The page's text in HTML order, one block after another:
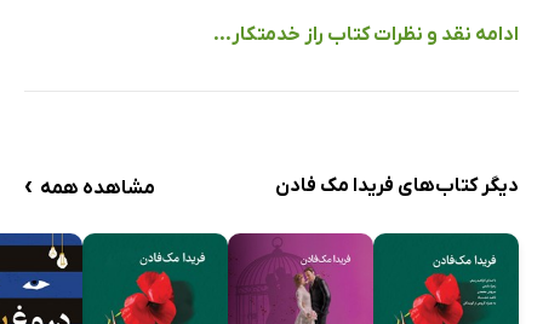
ادامه نقد و نظرات کتاب راز خدمتکار...
دیگر کتاب‌های فریدا مک فادن مشاهده همه ›